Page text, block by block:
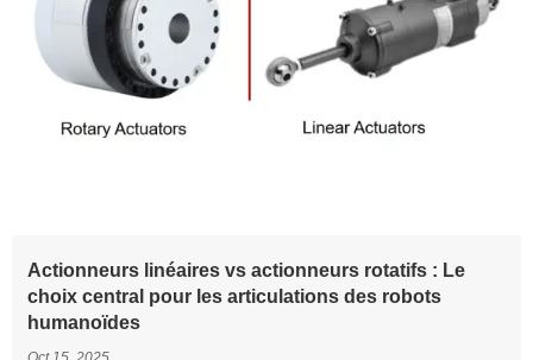
Actionneurs linéaires vs actionneurs rotatifs : Le
choix central pour les articulations des robots
humanoïdes